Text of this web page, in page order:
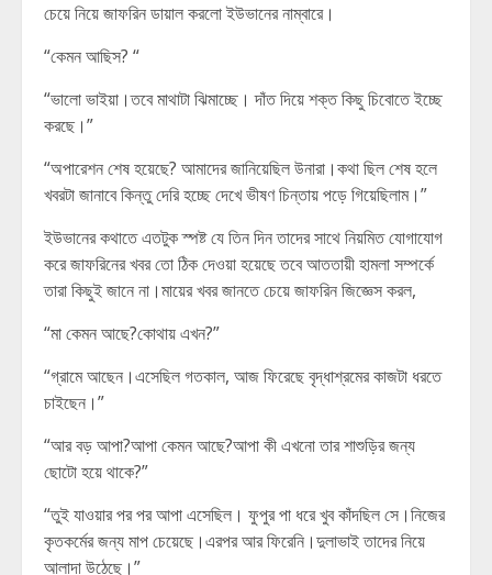
চেয়ে নিয়ে জাফরিন ডায়াল করলো ইউভানের নাম্বারে।
“কেমন আছিস? “
“ভালো ভাইয়া।তবে মাথাটা ঝিমাচ্ছে। দাঁত দিয়ে শক্ত কিছু চিবোতে ইচ্ছে
করছে।”
“অপারেশন শেষ হয়েছে? আমাদের জানিয়েছিল উনারা।কথা ছিল শেষ হলে
খবরটা জানাবে কিন্তু দেরি হচ্ছে দেখে ভীষণ চিন্তায় পড়ে গিয়েছিলাম।”
ইউভানের কথাতে এতটুক স্পষ্ট যে তিন দিন তাদের সাথে নিয়মিত যোগাযোগ
করে জাফরিনের খবর তো ঠিক দেওয়া হয়েছে তবে আততায়ী হামলা সম্পর্কে
তারা কিছুই জানে না।মায়ের খবর জানতে চেয়ে জাফরিন জিজ্ঞেস করল,
“মা কেমন আছে?কোথায় এখন?”
“গ্রামে আছেন।এসেছিল গতকাল, আজ ফিরেছে বৃদ্ধাশ্রমের কাজটা ধরতে
চাইছেন।”
“আর বড় আপা?আপা কেমন আছে?আপা কী এখনো তার শাশুড়ির জন্য
ছোটো হয়ে থাকে?”
“তুই যাওয়ার পর পর আপা এসেছিল। ফুপুর পা ধরে খুব কাঁদছিল সে।নিজের
কৃতকর্মের জন্য মাপ চেয়েছে।এরপর আর ফিরেনি।দুলাভাই তাদের নিয়ে
আলাদা উঠেছে।”